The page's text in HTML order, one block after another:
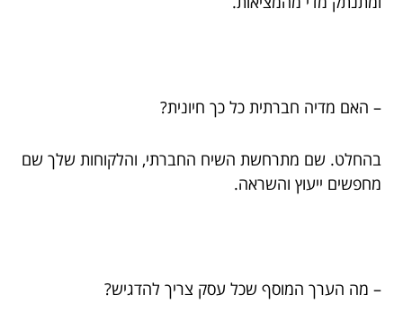
– האם מדיה חברתית כל כך חיונית?
בהחלט. שם מתרחשת השיח החברתי, והלקוחות שלך שם
מחפשים ייעוץ והשראה.
– מה הערך המוסף שכל עסק צריך להדגיש?